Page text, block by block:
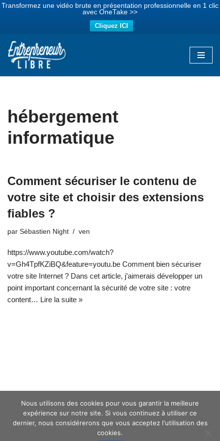
Transformez une vidéo brute en présentation professionnelle en 1 clic
avec OneTake >>
Cliquez ICI
Aller
hébergement
informatique
Comment sécuriser le contenu de
votre site et choisir des extensions
fiables ?
par Sébastien Night ven
https://www.youtube.com/watch?
v=Gh4TpfKZiBQ&feature=youtu.be Comment bien sécuriser
votre site Internet ? Dans cet article, j’aimerais développer un
point important concernant la sécurité de votre site : votre
content… Lire la suite »
Nous utilisons des cookies pour vous garantir la meilleure
expérience sur notre site. Si vous continuez à utiliser ce
dernier, nous considérerons que vous acceptez l'utilisation des
cookies.